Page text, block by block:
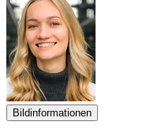
Bildinformationen